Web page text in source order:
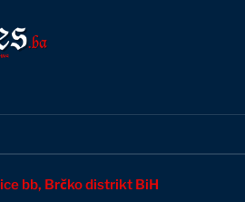
bb, Brčko distrikt BiH